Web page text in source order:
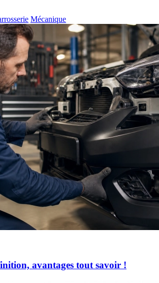
Mécanique
avantages tout savoir !